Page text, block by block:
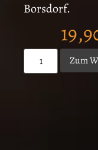
Borsdorf.
Zum